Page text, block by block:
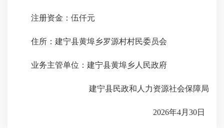
注册资金：伍仟元
住所：建宁县黄埠乡罗源村村民委员会
业务主管单位：建宁县黄埠乡人民政府
建宁县民政和人力资源社会保障局
2026年4月30日